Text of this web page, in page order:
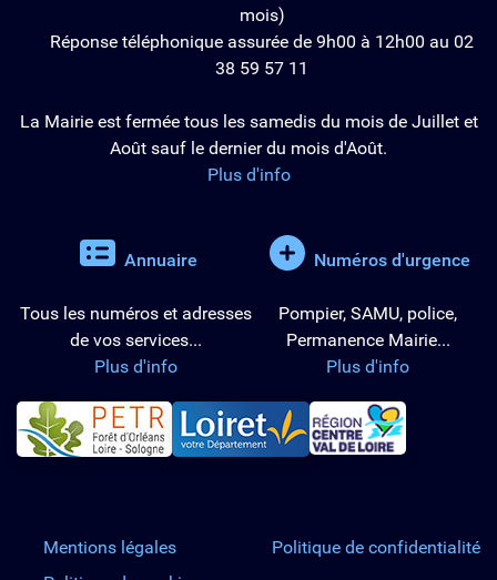
mois)
Réponse téléphonique assurée de 9h00 à 12h00 au 02
38 59 57 11
La Mairie est fermée tous les samedis du mois de Juillet et
Août sauf le dernier du mois d'Août.
Plus d'info
Annuaire
Tous les numéros et adresses
de vos services...
Plus d'info
Numéros d'urgence
Pompier, SAMU, police,
Permanence Mairie...
Plus d'info
PETR Forêt d'Orléans-Loire-Sologne
Conseil départemental
Région
Mentions légales
Politique de confidentialité